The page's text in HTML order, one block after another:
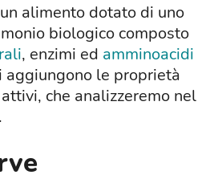
alimento dotato di uno
biologico composto
, enzimi ed amminoacidi
aggiungono le proprietà
che analizzeremo nel